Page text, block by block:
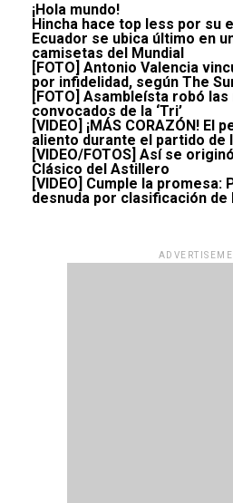
¡Hola mundo!
Hincha hace top less por su
Ecuador se ubica último en
camisetas del Mundial
[FOTO] Antonio Valencia
por infidelidad, según The
[FOTO] Asambleísta robó
convocados de la ‘Tri’
[VIDEO] ¡MÁS CORAZÓN! El
aliento durante el partido de
[VIDEO/FOTOS] Así se
Clásico del Astillero
[VIDEO] Cumple la
desnuda por clasificación de